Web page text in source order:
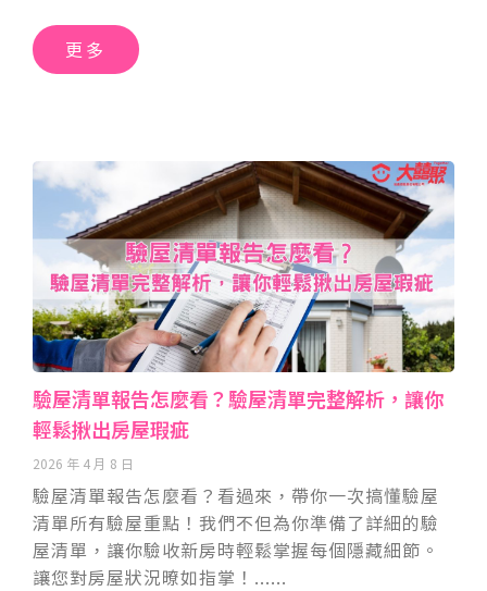
更多
驗屋清單報告怎麼看？驗屋清單完整解析，讓你
輕鬆揪出房屋瑕疵
2026 年 4 月 8 日
驗屋清單報告怎麼看？看過來，帶你一次搞懂驗屋
清單所有驗屋重點！我們不但為你準備了詳細的驗
屋清單，讓你驗收新房時輕鬆掌握每個隱藏細節。
讓您對房屋狀況暸如指掌！